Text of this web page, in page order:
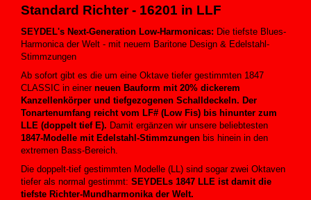
Standard Richter- 16201 in LLF
SEYDEL's Next-Generation Low-Harmonicas: Die tiefste Blues-
Harmonica der Welt - mit neuem Baritone Design & Edelstahl-
Stimmzungen
Ab sofort gibt es die um eine Oktave tiefer gestimmten 1847
CLASSIC in einerneuen Bauform mit 20% dickerem
Kanzellenkörper und tiefgezogenen Schalldeckeln. Der
Tonartenumfang reicht vom LF# (Low Fis) bis hinunter zum
LLE (doppelt tief E). Damit ergänzen wir unsere beliebtesten
1847-Modelle mit Edelstahl-Stimmzungen bis hinein in den
extremen Bass-Bereich.
Die doppelt-tief gestimmten Modelle (LL) sind sogar zwei Oktaven
tiefer als normal gestimmt: SEYDELs 1847 LLE ist damit die
tiefste Richter-Mundharmonika der Welt.